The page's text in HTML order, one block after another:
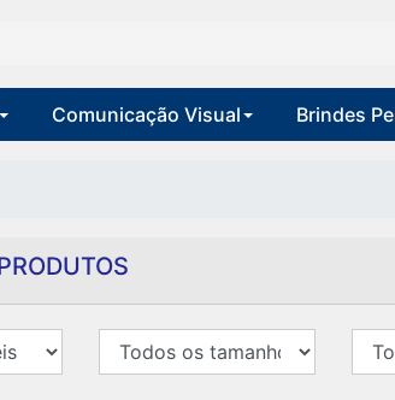
Comunicação Visual Brindes